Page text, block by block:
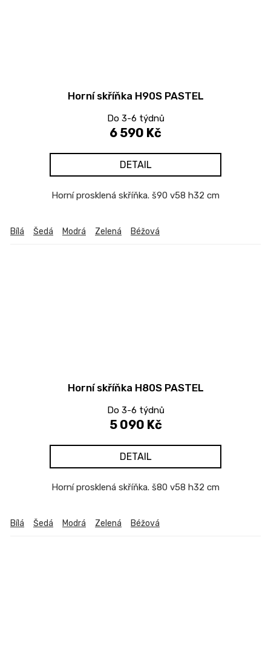
Horní skříňka H90S PASTEL
Do 3-6 týdnů
6 590 Kč
DETAIL
Horní prosklená skříňka. š90 v58 h32 cm
Bílá Šedá Modrá Zelená Béžová
Horní skříňka H80S PASTEL
Do 3-6 týdnů
5 090 Kč
DETAIL
Horní prosklená skříňka. š80 v58 h32 cm
Bílá Šedá Modrá Zelená Béžová